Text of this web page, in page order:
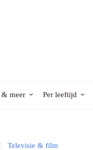
& meer Per leeftijd
Televisie & film